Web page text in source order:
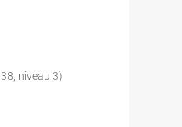
niveau 3)